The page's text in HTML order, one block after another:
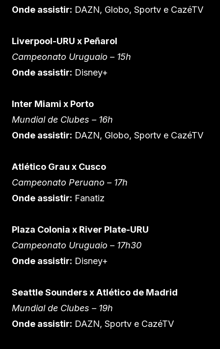
Onde assistir: DAZN, Globo, Sportv e CazéTV
Liverpool-URU x Peñarol
Campeonato Uruguaio – 15h
Onde assistir: Disney+
Inter Miami x Porto
Mundial de Clubes – 16h
Onde assistir: DAZN, Globo, Sportv e CazéTV
Atlético Grau x Cusco
Campeonato Peruano – 17h
Onde assistir: Fanatiz
Plaza Colonia x River Plate-URU
Campeonato Uruguaio – 17h30
Onde assistir: Disney+
Seattle Sounders x Atlético de Madrid
Mundial de Clubes – 19h
Onde assistir: DAZN, Sportv e CazéTV